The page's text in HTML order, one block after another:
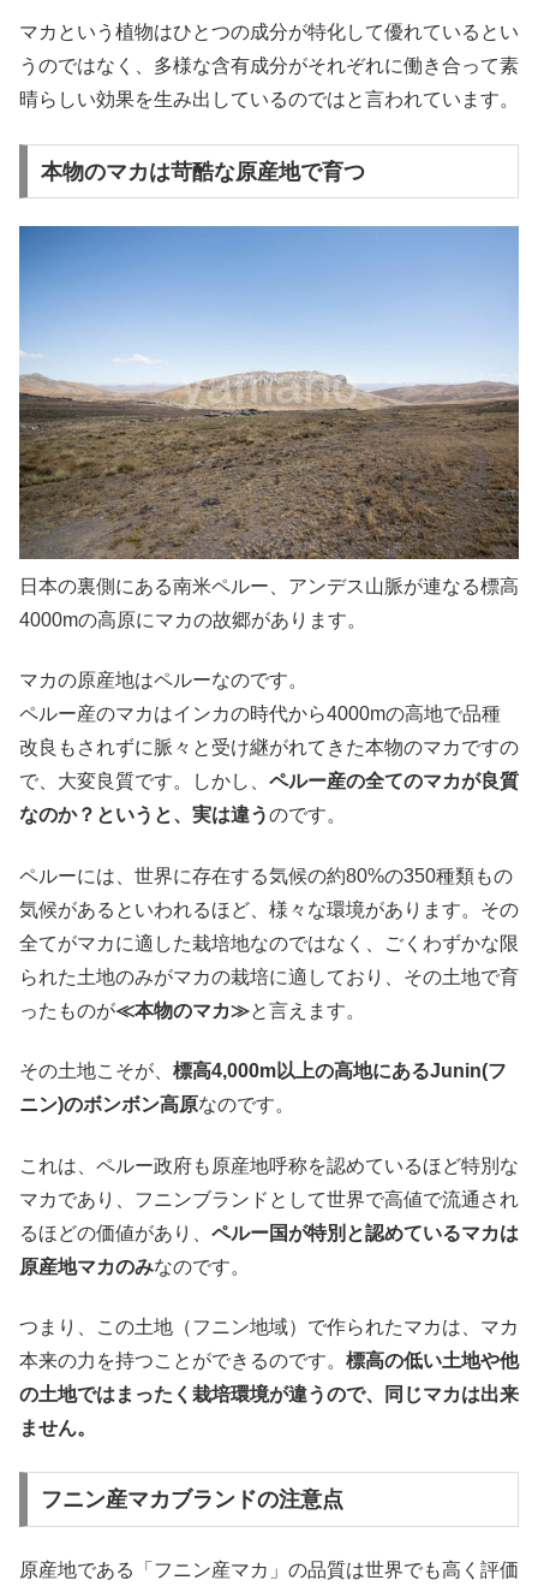
マカという植物はひとつの成分が特化して優れているとい
うのではなく、多様な含有成分がそれぞれに働き合って素
晴らしい効果を生み出しているのではと言われています。
本物のマカは苛酷な原産地で育つ
日本の裏側にある南米ペルー、アンデス山脈が連なる標高
4000mの高原にマカの故郷があります。
マカの原産地はペルーなのです。
ペルー産のマカはインカの時代から4000mの高地で品種
改良もされずに脈々と受け継がれてきた本物のマカですの
で、大変良質です。しかし、 ペルー産の全てのマカが良質
なのか？というと、実は違うのです。
ペルーには、世界に存在する気候の約80%の350種類もの
気候があるといわれるほど、様々な環境があります。その
全てがマカに適した栽培地なのではなく、ごくわずかな限
られた土地のみがマカの栽培に適しており、その土地で育
ったものが≪本物のマカ≫と言えます。
その土地こそが、 標高4,000m以上の高地にあるJunin(フ
ニン)のボンボン高原なのです。
これは、ペルー政府も原産地呼称を認めているほど特別な
マカであり、フニンブランドとして世界で高値で流通され
るほどの価値があり、 ペルー国が特別と認めているマカは
原産地マカのみなのです。
つまり、この土地（フニン地域）で作られたマカは、マカ
本来の力を持つことができるのです。 標高の低い土地や他
の土地ではまったく栽培環境が違うので、同じマカは出来
ません。
フニン産マカブランドの注意点
原産地である「フニン産マカ」の品質は世界でも高く評価